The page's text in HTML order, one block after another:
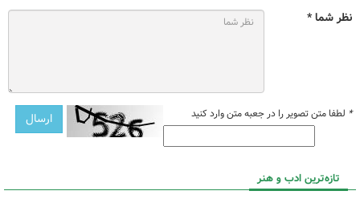
نظر شما *
* لطفا متن تصویر را در جعبه متن وارد کنید
تازه‌ترین ادب و هنر